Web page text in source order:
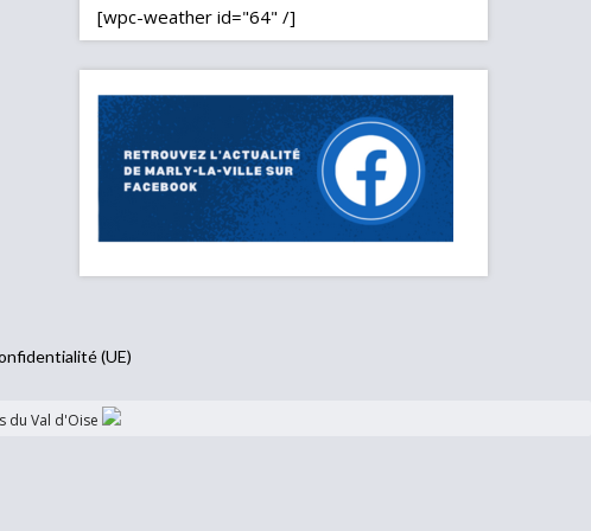
[wpc-weather id="64" /]
(UE)
du Val d'Oise